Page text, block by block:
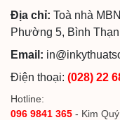
Địa chỉ: Toà nhà
Phường 5, Bình
Email:
Điện thoại: (028) 22
Hotline:
096 9841 365 - Kim Quý